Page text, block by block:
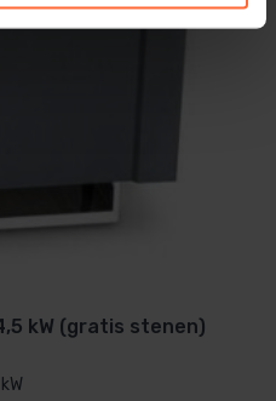
kW (gratis stenen)